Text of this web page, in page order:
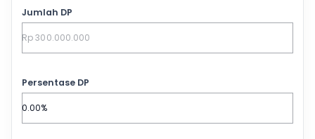
Jumlah DP
Persentase DP